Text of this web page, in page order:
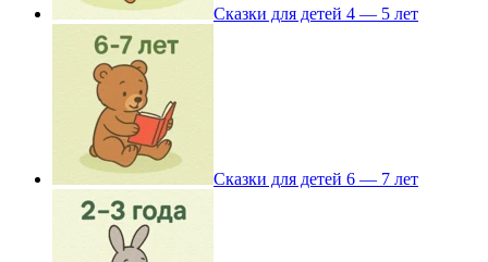
Сказки для детей 4 — 5 лет
Сказки для детей 6 — 7 лет